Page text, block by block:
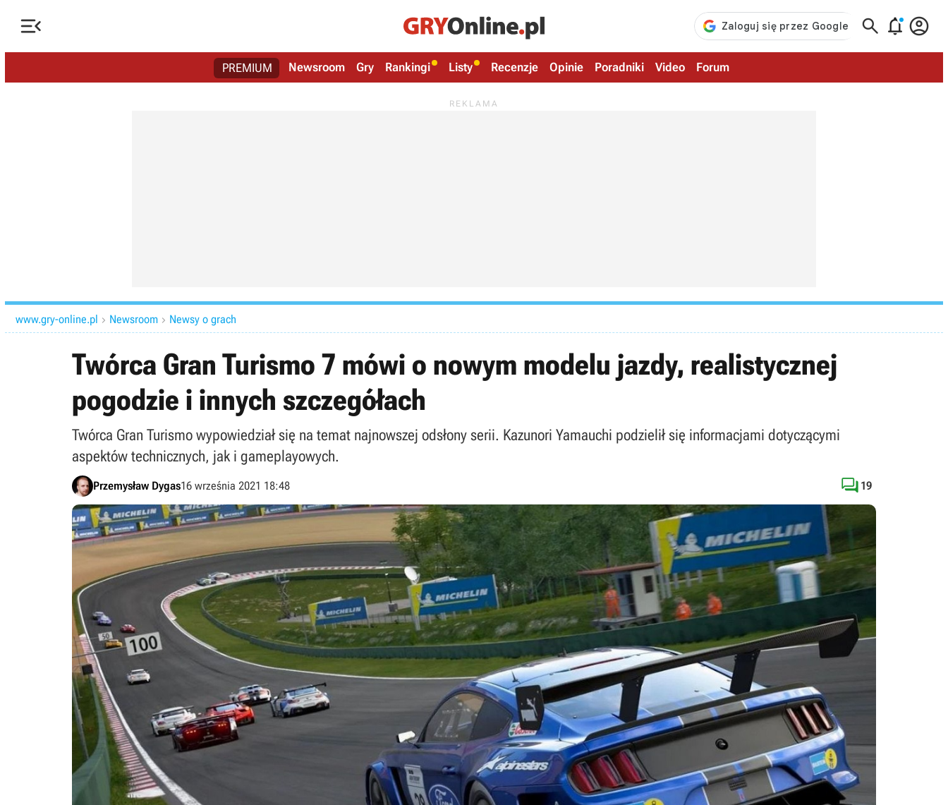
   
PREMIUM Newsroom Gry Rankingi Listy Recenzje Opinie Poradniki Video Forum
www.gry-online.pl  Newsroom  Newsy o grach
Twórca Gran Turismo 7 mówi o nowym modelu jazdy, realistycznej
pogodzie i innych szczegółach
Twórca Gran Turismo wypowiedział się na temat najnowszej odsłony serii. Kazunori Yamauchi podzielił się informacjami dotyczącymi
aspektów technicznych, jak i gameplayowych.
Przemysław Dygas16 września 2021 18:48  19